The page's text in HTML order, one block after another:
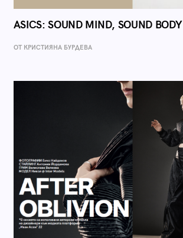
ASICS: SOUND MIND, SOUND BODY
ОТ КРИСТИЯНА БУРДЕВА